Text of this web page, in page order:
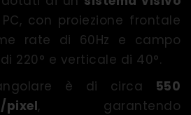
con proiezione frontale
rate di 60Hz e campo
220° e verticale di 40°.
è di circa 550
pixel, garantendo